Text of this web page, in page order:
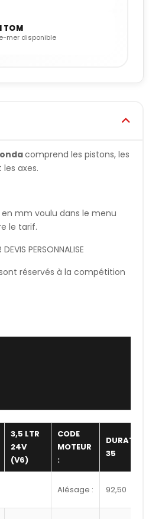
TOM
mer disponible
comprend les pistons, les
axes.
mm voulu dans le menu
le tarif.
PERSONNALISE
réservés à la compétition
3,5 LTR
24V
(V6)
CODE
MOTEUR
:
DURATEC
35
Alésage : 92,50